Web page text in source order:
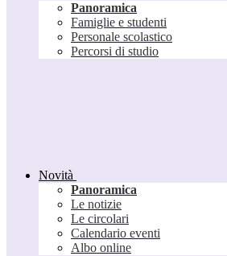
Panoramica
Famiglie e studenti
Personale scolastico
Percorsi di studio
Novità
Panoramica
Le notizie
Le circolari
Calendario eventi
Albo online